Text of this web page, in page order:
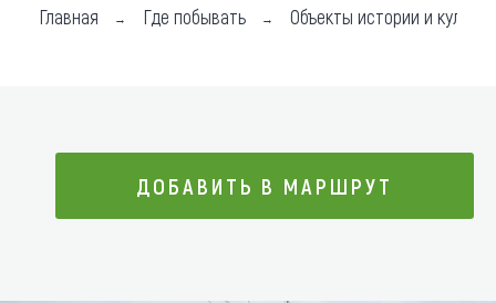
Где поесть
Главная Где побывать Объекты истории и
ДОБАВИТЬ В МАРШРУТ